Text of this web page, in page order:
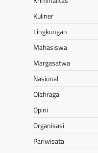
Kuliner
Lingkungan
Mahasiswa
Margasatwa
Nasional
Olahraga
Opini
Organisasi
Pariwisata